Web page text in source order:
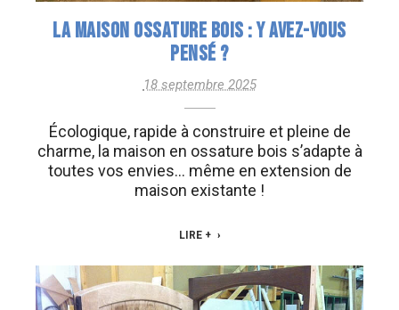
LA MAISON OSSATURE BOIS : Y AVEZ-VOUS
PENSÉ ?
18 septembre 2025
Écologique, rapide à construire et pleine de
charme, la maison en ossature bois s’adapte à
toutes vos envies… même en extension de
maison existante !
LIRE +